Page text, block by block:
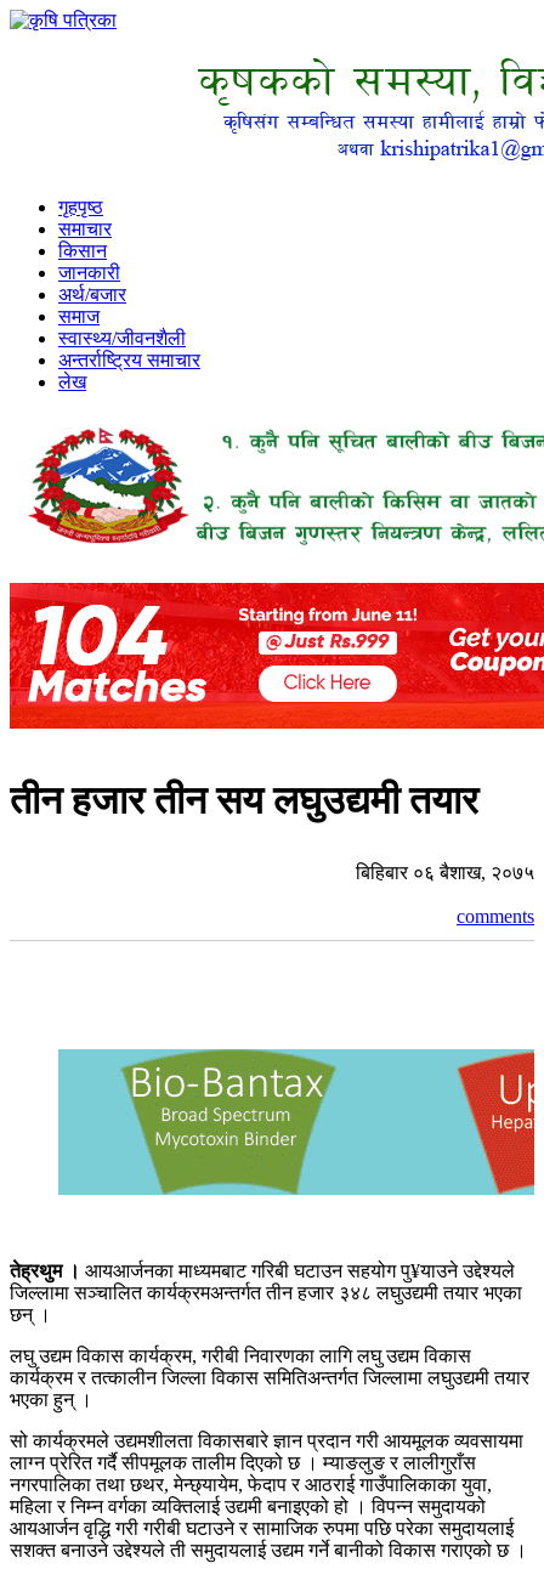
गृहपृष्ठ
समाचार
किसान
जानकारी
अर्थ/बजार
समाज
स्वास्थ्य/जीवनशैली
अन्तर्राष्ट्रिय समाचार
लेख
तीन हजार तीन सय लघुउद्यमी तयार
बिहिबार ०६ बैशाख, २०७५
comments
तेह्रथुम । आयआर्जनका माध्यमबाट गरिबी घटाउन सहयोग पु¥याउने उद्देश्यले
जिल्लामा सञ्चालित कार्यक्रमअन्तर्गत तीन हजार ३४८ लघुउद्यमी तयार भएका
छन् ।
लघु उद्यम विकास कार्यक्रम, गरीबी निवारणका लागि लघु उद्यम विकास
कार्यक्रम र तत्कालीन जिल्ला विकास समितिअन्तर्गत जिल्लामा लघुउद्यमी तयार
भएका हुन् ।
सो कार्यक्रमले उद्यमशीलता विकासबारे ज्ञान प्रदान गरी आयमूलक व्यवसायमा
लाग्न प्रेरित गर्दै सीपमूलक तालीम दिएको छ । म्याङलुङ र लालीगुराँस
नगरपालिका तथा छथर, मेन्छ्यायेम, फेदाप र आठराई गाउँपालिकाका युवा,
महिला र निम्न वर्गका व्यक्तिलाई उद्यमी बनाइएको हो । विपन्न समुदायको
आयआर्जन वृद्धि गरी गरीबी घटाउने र सामाजिक रुपमा पछि परेका समुदायलाई
सशक्त बनाउने उद्देश्यले ती समुदायलाई उद्यम गर्ने बानीको विकास गराएको छ ।